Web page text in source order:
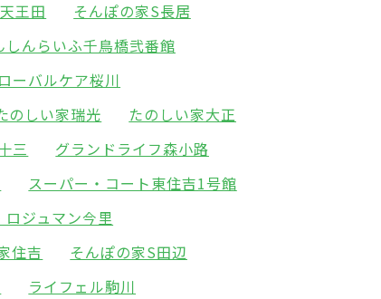
王田
そんぽの家S長居
しんらいふ千鳥橋弐番館
ーバルケア桜川
のしい家瑞光
たのしい家大正
三
グランドライフ森小路
スーパー・コート東住吉1号館
ロジュマン今里
住吉
そんぽの家S田辺
ライフェル駒川